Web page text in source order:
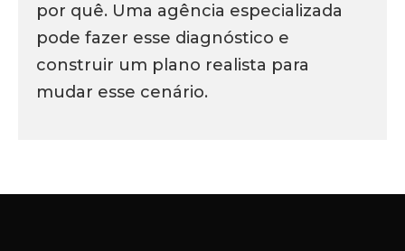
por quê. Uma agência especializada
pode fazer esse diagnóstico e
construir um plano realista para
mudar esse cenário.